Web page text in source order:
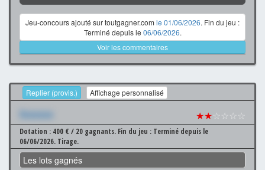
Jeu-concours ajouté sur toutgagner.com le 01/06/2026. Fin du jeu :
Terminé depuis le 06/06/2026.
Voir les commentaires
Replier (provis.) Affichage personnalisé
Xxxxxxx ★★☆☆☆☆
Dotation : 400 € / 20 gagnants. Fin du jeu : Terminé depuis le
06/06/2026. Tirage.
Les lots gagnés